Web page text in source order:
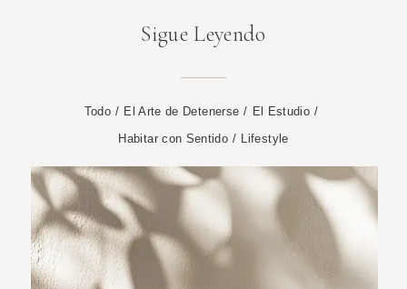
Sigue Leyendo
Todo / El Arte de Detenerse / El Estudio /
Habitar con Sentido / Lifestyle